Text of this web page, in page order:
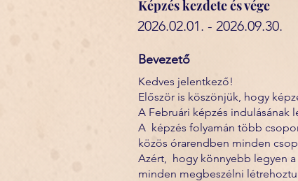
Képzés kezdete és vége
2026.02.01. - 2026.09.30.
Bevezető
Kedves jelentkező!
Először is köszönjük, hogy
A Februári képzés
A képzés folyamán több
közös órarendben minden
Azért, hogy könnyebb legyen
minden megbeszélni